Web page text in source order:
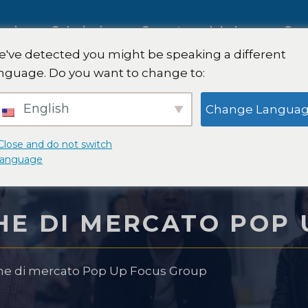
Soluzioni
B2B
dei
Ricerche di mercato
internazionali
Ricerca qualitativa e
Copertura globale
DI MERCATO POP
di mercato Pop Up Focus Group
detected you might be speaking a different
Do you want to change to:
English Change
and do not switch